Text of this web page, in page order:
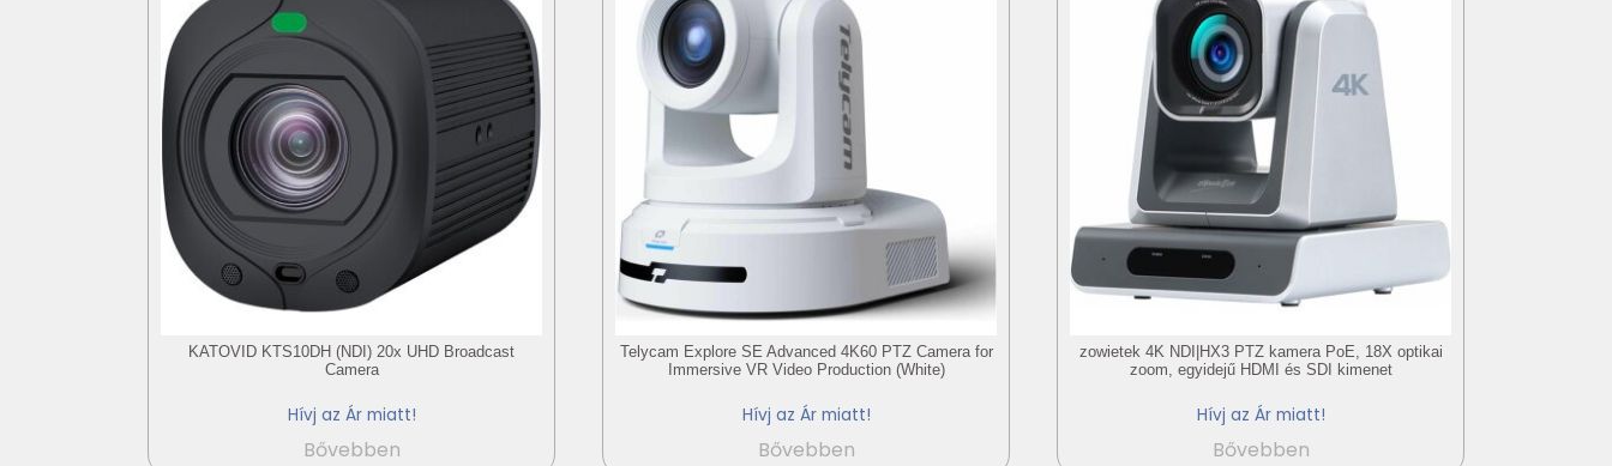
KATOVID KTS10DH (NDI) 20x UHD Broadcast
Camera
Hívj az Ár miatt!
Bővebben
Telycam Explore SE Advanced 4K60 PTZ Camera for
Immersive VR Video Production (White)
Hívj az Ár miatt!
Bővebben
zowietek 4K NDI|HX3 PTZ kamera PoE, 18X optikai
zoom, egyidejű HDMI és SDI kimenet
Hívj az Ár miatt!
Bővebben